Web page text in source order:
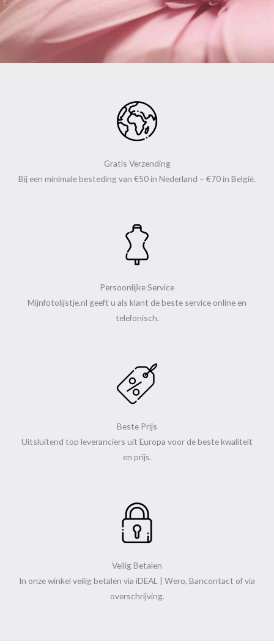
Gratis Verzending
Bij een minimale besteding van €50 in Nederland – €70 in België.
Persoonlijke Service
Mijnfotolijstje.nl geeft u als klant de beste service online en
telefonisch.
Beste Prijs
Uitsluitend top leveranciers uit Europa voor de beste kwaliteit
en prijs.
Veilig Betalen
In onze winkel veilig betalen via iDEAL | Wero, Bancontact of via
overschrijving.